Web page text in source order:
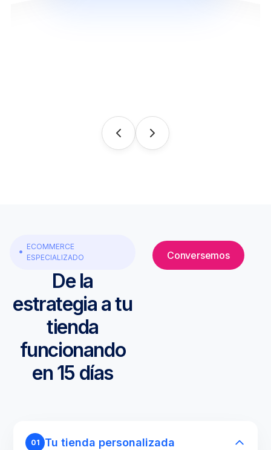
ECOMMERCE
ESPECIALIZADO
De la
estrategia a tu
tienda
funcionando
en 15 días
Conversemos
01 Tu tienda personalizada